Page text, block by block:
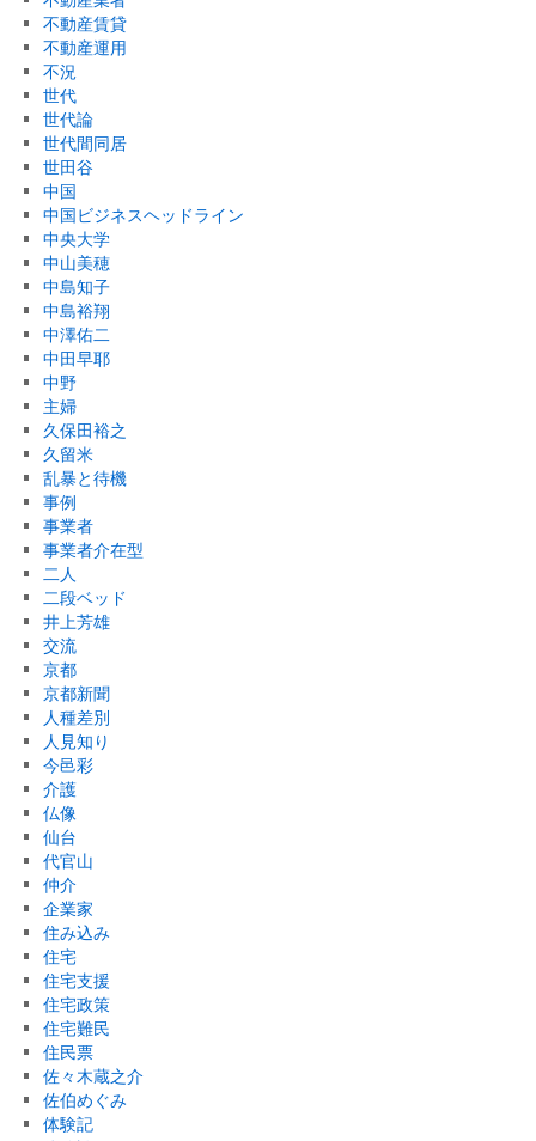
不動産賃貸
不動産運用
不況
世代
世代論
世代間同居
世田谷
中国
中国ビジネスヘッドライン
中央大学
中山美穂
中島知子
中島裕翔
中澤佑二
中田早耶
中野
主婦
久保田裕之
久留米
乱暴と待機
事例
事業者
事業者介在型
二人
二段ベッド
井上芳雄
交流
京都
京都新聞
人種差別
人見知り
今邑彩
介護
仏像
仙台
代官山
仲介
企業家
住み込み
住宅
住宅支援
住宅政策
住宅難民
住民票
佐々木蔵之介
佐伯めぐみ
体験記